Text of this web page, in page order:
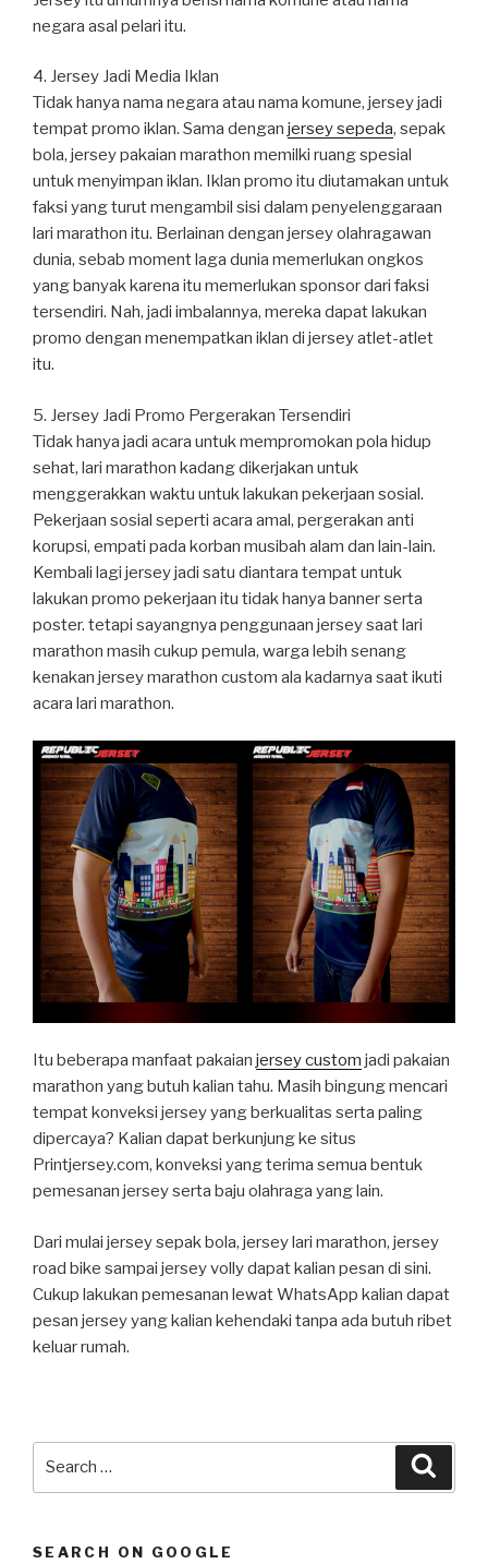
negara asal pelari itu.
4. Jersey Jadi Media Iklan
Tidak hanya nama negara atau nama komune, jersey jadi
tempat promo iklan. Sama dengan jersey sepeda, sepak
bola, jersey pakaian marathon memilki ruang spesial
untuk menyimpan iklan. Iklan promo itu diutamakan untuk
faksi yang turut mengambil sisi dalam penyelenggaraan
lari marathon itu. Berlainan dengan jersey olahragawan
dunia, sebab moment laga dunia memerlukan ongkos
yang banyak karena itu memerlukan sponsor dari faksi
tersendiri. Nah, jadi imbalannya, mereka dapat lakukan
promo dengan menempatkan iklan di jersey atlet-atlet
itu.
5. Jersey Jadi Promo Pergerakan Tersendiri
Tidak hanya jadi acara untuk mempromokan pola hidup
sehat, lari marathon kadang dikerjakan untuk
menggerakkan waktu untuk lakukan pekerjaan sosial.
Pekerjaan sosial seperti acara amal, pergerakan anti
korupsi, empati pada korban musibah alam dan lain-lain.
Kembali lagi jersey jadi satu diantara tempat untuk
lakukan promo pekerjaan itu tidak hanya banner serta
poster. tetapi sayangnya penggunaan jersey saat lari
marathon masih cukup pemula, warga lebih senang
kenakan jersey marathon custom ala kadarnya saat ikuti
acara lari marathon.
Itu beberapa manfaat pakaian jersey custom jadi pakaian
marathon yang butuh kalian tahu. Masih bingung mencari
tempat konveksi jersey yang berkualitas serta paling
dipercaya? Kalian dapat berkunjung ke situs
Printjersey.com, konveksi yang terima semua bentuk
pemesanan jersey serta baju olahraga yang lain.
Dari mulai jersey sepak bola, jersey lari marathon, jersey
road bike sampai jersey volly dapat kalian pesan di sini.
Cukup lakukan pemesanan lewat WhatsApp kalian dapat
pesan jersey yang kalian kehendaki tanpa ada butuh ribet
keluar rumah.
SEARCH ON GOOGLE